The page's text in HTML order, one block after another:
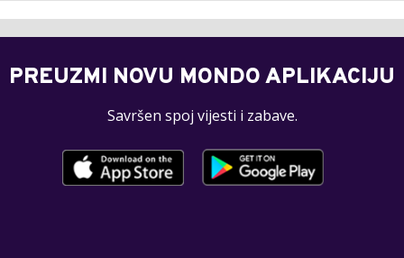
PREUZMI NOVU MONDO APLIKACIJU
Savršen spoj vijesti i zabave.